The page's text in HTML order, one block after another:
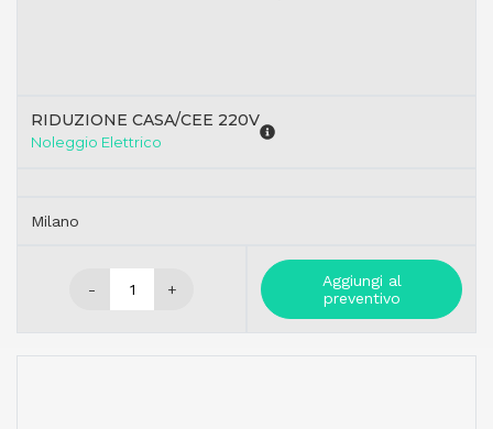
RIDUZIONE CASA/CEE 220V
Noleggio Elettrico
Milano
- +
Aggiungi al
preventivo